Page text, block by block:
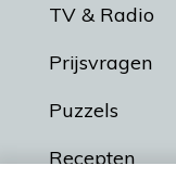
TV & Radio
Prijsvragen
Puzzels
Recepten